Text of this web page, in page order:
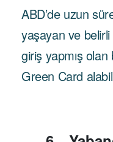
ABD’de uzun
yaşayan ve
giriş yapmış olan
Green Card